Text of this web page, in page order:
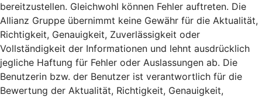
bereitzustellen. Gleichwohl können Fehler auftreten. Die
Allianz Gruppe übernimmt keine Gewähr für die Aktualität,
Richtigkeit, Genauigkeit, Zuverlässigkeit oder
Vollständigkeit der Informationen und lehnt ausdrücklich
jegliche Haftung für Fehler oder Auslassungen ab. Die
Benutzerin bzw. der Benutzer ist verantwortlich für die
Bewertung der Aktualität, Richtigkeit, Genauigkeit,